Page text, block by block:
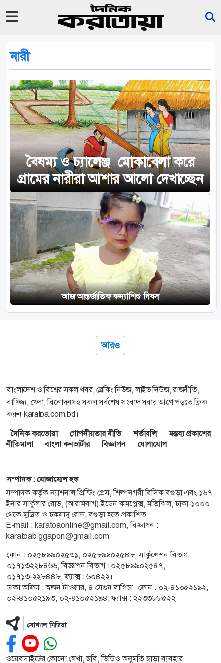
নারী
বৈষম্য ও চ্যালেঞ্জ মোকাবেলা করে
গ্রামের নারীরা আশার আলো দেখাচ্ছেন
আজ আন্তর্জাতিক কন্যাশিশু দিবস
আরও
বাংলাদেশ ও বিশ্বের সকল খবর, ব্রেকিং নিউজ, লাইভ নিউজ, রাজনীতি,
বাণিজ্য, খেলা, বিনোদনসহ সকল সর্বশেষ সংবাদ সবার আগে পড়তে ক্লিক
করুন karatoa.com.bd।
দৈনিক করতোয়া
গোপনীয়তার নীতি শর্তাবলি
মন্তব্য প্রকাশের
নীতিমালা
বাংলা কনভার্টার বিজ্ঞাপন যোগাযোগ
সম্পাদক : মোজাম্মেল হক
সম্পাদক কর্তৃক ন্যাশনাল প্রিন্টিং প্রেস, শিল্পনগরী বিসিক বগুড়া এবং ১৬৭
ইনার সার্কুলার রোড, (আরামবাগ) ইডেন কমপ্লেক্স, মতিঝিল, ঢাকা-১০০০
থেকে মুদ্রিত ও চকযাদু রোড, বগুড়া হতে প্রকাশিত।
E-mail : karatoaonline@gmail.com, বিজ্ঞাপন :
karatoabiggapon@gmail.com
ফোন : ০২৫৮৯৯০২৫৩১, ০২৫৮৯৯০২৫৪৮, সার্কুলেশন বিভাগ :
০১৭১৩২২৮৪৬৬, বিজ্ঞাপন বিভাগ : ০২৫৮৯৯০২৫৪৭,
০১৭১৩-২২৮৪৪৮, ফ্যাক্স : ৬০৪২২।
ঢাকা অফিস : স্বজন টাওয়ার, ৪ সেগুন বাগিচা। ফোন : ০২-৪১০৫২১৯২,
০২-৪১০৫২১৯৩, ০২-৪১০৫২১৯৪, ফ্যাক্স : ২২৩৩৮৮৫২২।
সোশ্যাল মিডিয়া
ওয়েবসাইটের কোনো লেখা, ছবি, ভিডিও অনুমতি ছাড়া ব্যবহার